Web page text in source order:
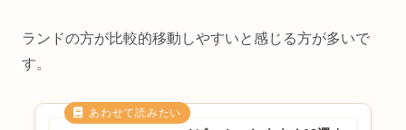
ランドの方が比較的移動しやすいと感じる方が多いで
す。